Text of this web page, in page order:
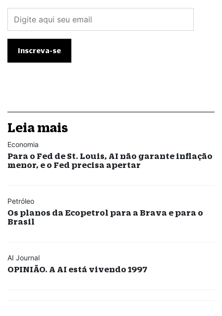
Leia mais
Economia
Para o Fed de St. Louis, AI não garante inflação
menor, e o Fed precisa apertar
Petróleo
Os planos da Ecopetrol para a Brava e para o
Brasil
AI Journal
OPINIÃO. A AI está vivendo 1997